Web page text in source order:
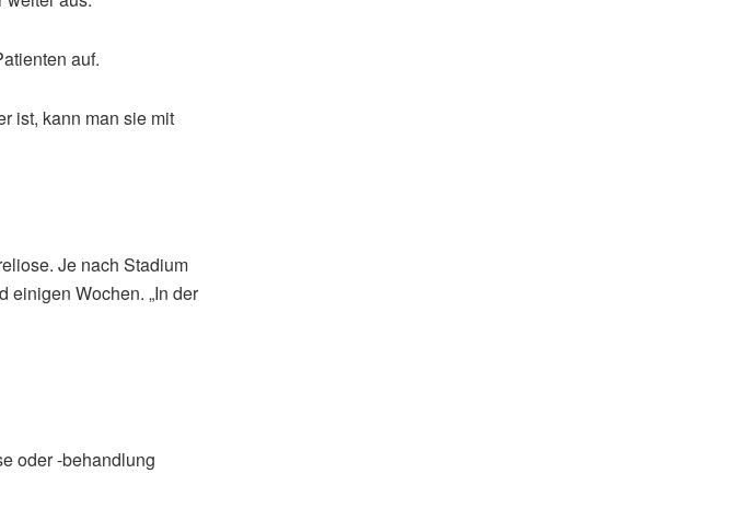
auf.
ist, kann man sie mit
Je nach Stadium
einigen Wochen. „In der
oder -behandlung